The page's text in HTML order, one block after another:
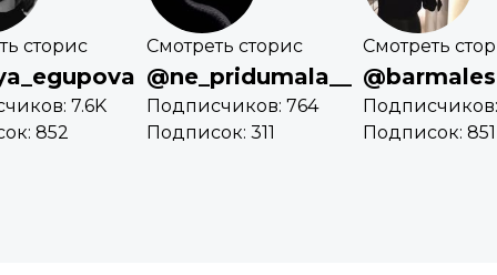
сторис
7.6K
852
Смотреть сторис
@ne_pridumala__
Подписчиков: 764
Подписок: 311
Смотреть
Подписчиков:
Подписок: 851